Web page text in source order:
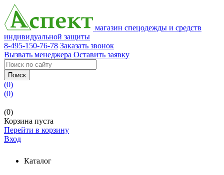
магазин спецодежды и средств
индивидуальной защиты
8-495-150-76-78 Заказать звонок
Вызвать менеджера Оставить заявку
Поиск
(0)
(0)
(0)
Корзина пуста
Перейти в корзину
Вход
Каталог